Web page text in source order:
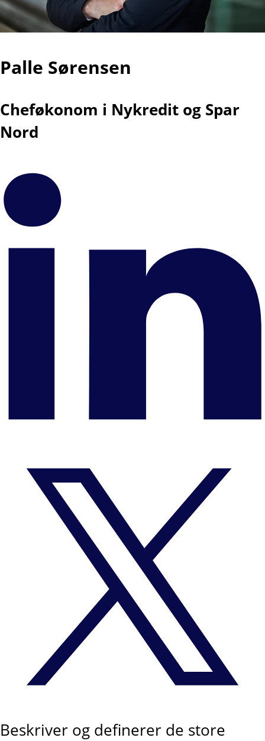
Palle Sørensen
Cheføkonom i Nykredit og Spar
Nord
Beskriver og definerer de store